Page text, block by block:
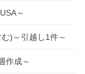
～
)～引越し1件～
作成～